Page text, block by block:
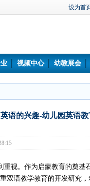
设为首
视频中心 幼教展会
语的兴趣-幼儿园英语
视。作为启蒙教育的奠基
双语教学教育的开发研究